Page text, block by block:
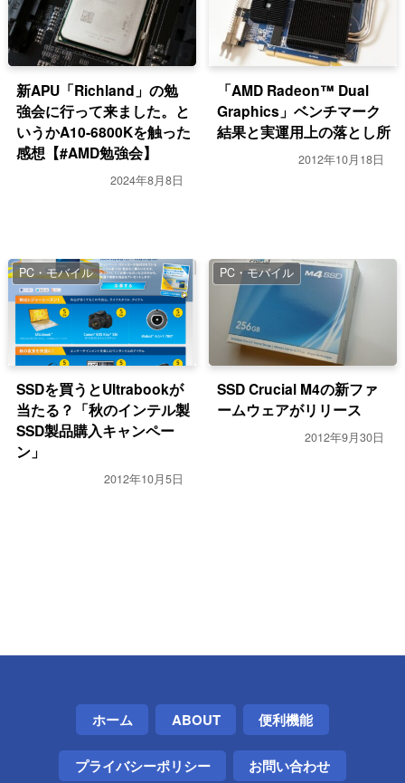
新APU「Richland」の勉
強会に行って来ました。と
いうかA10-6800Kを触った
感想【#AMD勉強会】
2024年8月8日
「AMD Radeon™ Dual
Graphics」ベンチマーク
結果と実運用上の落とし所
2012年10月18日
PC・モバイル
SSDを買うとUltrabookが
当たる？「秋のインテル製
SSD製品購入キャンペー
ン」
2012年10月5日
PC・モバイル
SSD Crucial M4の新ファ
ームウェアがリリース
2012年9月30日
ホーム ABOUT 便利機能
プライバシーポリシー お問い合わせ